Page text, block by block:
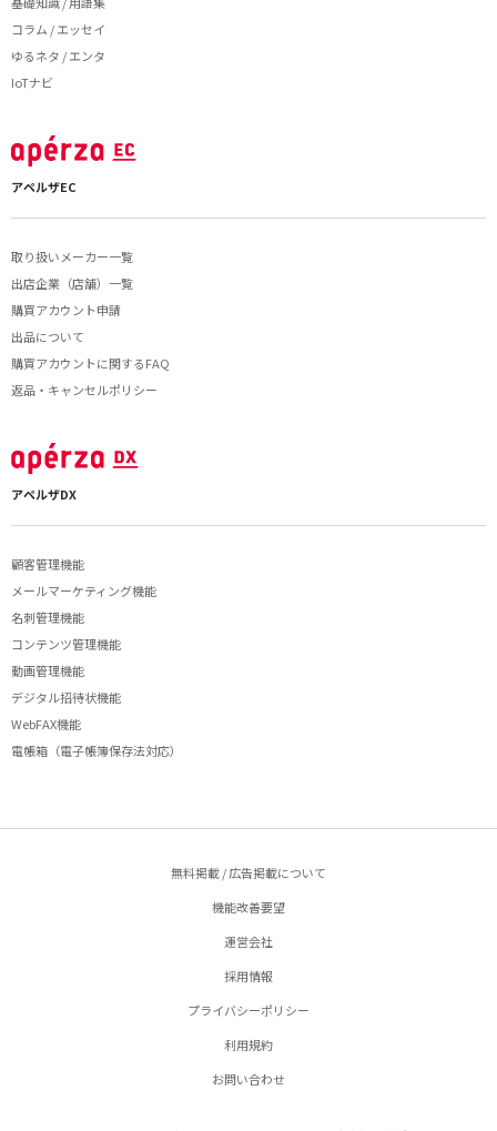
コラム / エッセイ
ゆるネタ / エンタ
IoTナビ
アペルザEC
取り扱いメーカー一覧
出店企業（店舗）一覧
購買アカウント申請
出品について
購買アカウントに関するFAQ
返品・キャンセルポリシー
アペルザDX
顧客管理機能
メールマーケティング機能
名刺管理機能
コンテンツ管理機能
動画管理機能
デジタル招待状機能
WebFAX機能
電帳箱（電子帳簿保存法対応）
無料掲載 / 広告掲載について
機能改善要望
運営会社
採用情報
プライバシーポリシー
利用規約
お問い合わせ